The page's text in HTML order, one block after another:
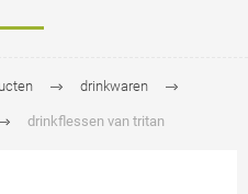
drinkwaren
drinkflessen van tritan